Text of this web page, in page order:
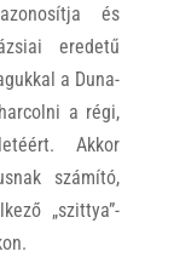
és
eredetű
a Duna-
a régi,
Akkor
számító,
„szittya”-